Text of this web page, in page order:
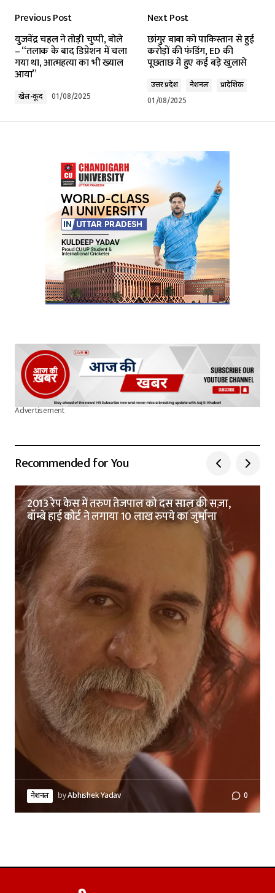
Required fields are marked*
Your E-mail*
Submit Comment
Previous Post
युजवेंद्र चहल ने तोड़ी चुप्पी, बोले
– “तलाक के बाद डिप्रेशन में चला
गया था, आत्महत्या का भी ख्याल
आया”
खेल-कूद 01/08/2025
Next Post
छांगुर बाबा को पाकिस्तान से हुई
करोड़ों की फंडिंग, ED की
पूछताछ में हुए कई बड़े खुलासे
उत्तर प्रदेश नेशनल
प्रादेशिक
01/08/2025
Advertisement
Recommended for You
2013 रेप केस में तरुण तेजपाल को दस साल की सज़ा,
बॉम्बे हाई कोर्ट ने लगाया 10 लाख रुपये का जुर्माना
नेशनल byAbhishek Yadav 0